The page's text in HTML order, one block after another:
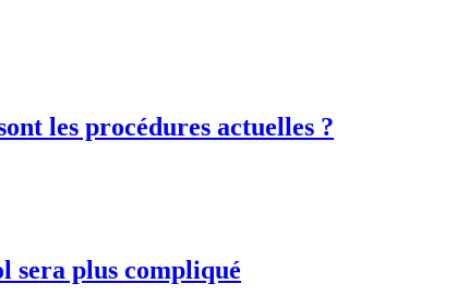
les procédures actuelles ?
sera plus compliqué